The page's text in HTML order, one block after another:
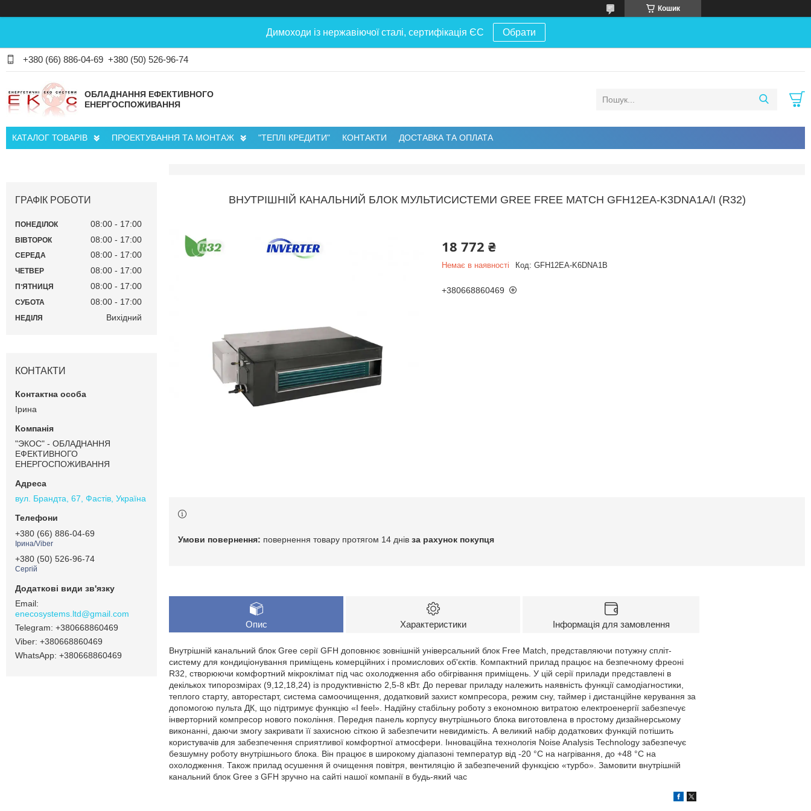
Кошик
Димоходи із нержавіючої сталі, сертифікація ЄС Обрати
+380 (66) 886-04-69 +380 (50) 526-96-74
ОБЛАДНАННЯ ЕФЕКТИВНОГО
ЕНЕРГОСПОЖИВАННЯ
КАТАЛОГ ТОВАРІВ ПРОЕКТУВАННЯ ТА МОНТАЖ "ТЕПЛІ КРЕДИТИ" КОНТАКТИ ДОСТАВКА ТА ОПЛАТА
ВНУТРІШНІЙ КАНАЛЬНИЙ БЛОК МУЛЬТИСИСТЕМИ GREE FREE MATCH GFH12EA-K3DNA1A/I (R32)
18 772 ₴
Немає в наявності Код: GFH12EA-K6DNA1B
+380668860469
повернення товару протягом 14 днів за рахунок покупця
Опис Характеристики Інформація для замовлення
Внутрішній канальний блок Gree серії GFH доповнює зовнішній універсальний блок Free Match, представляючи потужну спліт-
систему для кондиціонування приміщень комерційних і промислових об'єктів. Компактний прилад працює на безпечному фреоні
R32, створюючи комфортний мікроклімат під час охолодження або обігрівання приміщень. У цій серії прилади представлені в
декількох типорозмірах (9,12,18,24) із продуктивністю 2,5-8 кВт. До переваг приладу належить наявність функції самодіагностики,
теплого старту, авторестарт, система самоочищення, додатковий захист компресора, режим сну, таймер і дистанційне керування за
допомогою пульта ДК, що підтримує функцію «I feel». Надійну стабільну роботу з економною витратою електроенергії забезпечує
інверторний компресор нового покоління. Передня панель корпусу внутрішнього блока виготовлена в простому дизайнерському
виконанні, даючи змогу закривати її захисною сіткою й забезпечити невидимість. А великий набір додаткових функцій потішить
користувачів для забезпечення сприятливої комфортної атмосфери. Інноваційна технологія Noise Analysis Technology забезпечує
безшумну роботу внутрішнього блока. Він працює в широкому діапазоні температур від -20 °C на нагрівання, до +48 °C на
охолодження. Також прилад осушення й очищення повітря, вентиляцію й забезпечений функцією «турбо». Замовити внутрішній
канальний блок Gree з GFH зручно на сайті нашої компанії в будь-який час
ГРАФІК РОБОТИ
ПОНЕДІЛОК 08:00 17:00
ВІВТОРОК 08:00 17:00
СЕРЕДА 08:00 17:00
ЧЕТВЕР 08:00 17:00
ПʼЯТНИЦЯ 08:00 17:00
СУБОТА 08:00 17:00
НЕДІЛЯ Вихідний
КОНТАКТИ
Ірина
"ЭКОС" - ОБЛАДНАННЯ
ЕФЕКТИВНОГО
ЕНЕРГОСПОЖИВАННЯ
вул. Брандта, 67, Фастів, Україна
+380 (66) 886-04-69
Ірина/Viber
+380 (50) 526-96-74
Сергій
enecosystems.ltd@gmail.com
+380668860469
+380668860469
+380668860469